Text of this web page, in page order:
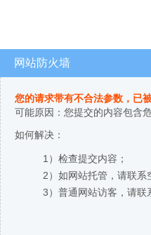
网站防火墙
您的请求带有不合法参数，已
可能原因：您提交的内容包含
如何解决：
1）检查提交内容；
2）如网站托管，请联系
3）普通网站访客，请联